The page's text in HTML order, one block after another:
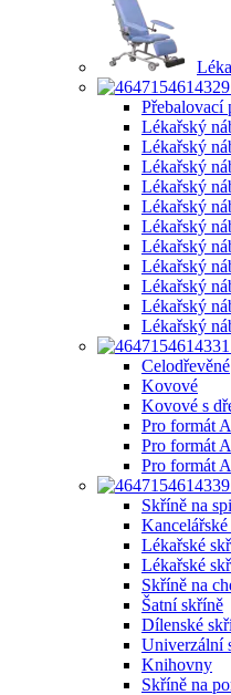
Přebalovací
Lékařský
Lékařský
Lékařský
Lékařský
Lékařský
Lékařský
Lékařský
Lékařský
Lékařský
Lékařský
Lékařský
Celodřevěné
Kovové
Kovové s
Pro formát
Pro formát
Pro formát
Skříně na
Lékařské
Lékařské
Skříně na
Šatní skříně
Dílenské
Univerzální
Knihovny
Skříně na